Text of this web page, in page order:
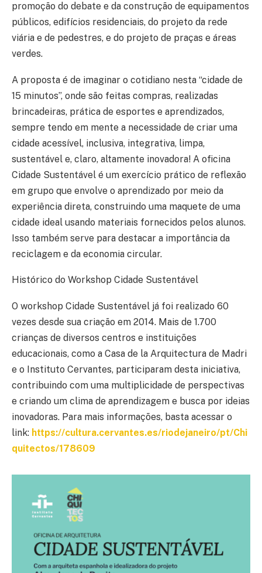
promoção do debate e da construção de equipamentos
públicos, edifícios residenciais, do projeto da rede
viária e de pedestres, e do projeto de praças e áreas
verdes.
A proposta é de imaginar o cotidiano nesta “cidade de
15 minutos”, onde são feitas compras, realizadas
brincadeiras, prática de esportes e aprendizados,
sempre tendo em mente a necessidade de criar uma
cidade acessível, inclusiva, integrativa, limpa,
sustentável e, claro, altamente inovadora! A oficina
Cidade Sustentável é um exercício prático de reflexão
em grupo que envolve o aprendizado por meio da
experiência direta, construindo uma maquete de uma
cidade ideal usando materiais fornecidos pelos alunos.
Isso também serve para destacar a importância da
reciclagem e da economia circular.
Histórico do Workshop Cidade Sustentável
O workshop Cidade Sustentável já foi realizado 60
vezes desde sua criação em 2014. Mais de 1.700
crianças de diversos centros e instituições
educacionais, como a Casa de la Arquitectura de Madri
e o Instituto Cervantes, participaram desta iniciativa,
contribuindo com uma multiplicidade de perspectivas
e criando um clima de aprendizagem e busca por ideias
inovadoras. Para mais informações, basta acessar o
link: https://cultura.cervantes.es/riodejaneiro/pt/Chi
quitectos/178609